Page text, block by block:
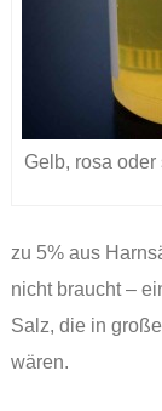
Gelb, rosa
zu 5% aus
nicht braucht –
Salz, die in
wären.